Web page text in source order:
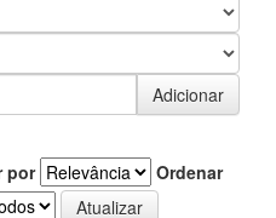
por
Ordenar